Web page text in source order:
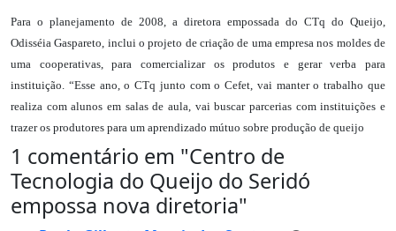
Para o planejamento de 2008, a diretora empossada do CTq do Queijo,
Odisséia Gaspareto, inclui o projeto de criação de uma empresa nos moldes de
uma cooperativas, para comercializar os produtos e gerar verba para
instituição. “Esse ano, o CTq junto com o Cefet, vai manter o trabalho que
realiza com alunos em salas de aula, vai buscar parcerias com instituições e
trazer os produtores para um aprendizado mútuo sobre produção de queijo
1 comentário em "Centro de
Tecnologia do Queijo do Seridó
empossa nova diretoria"